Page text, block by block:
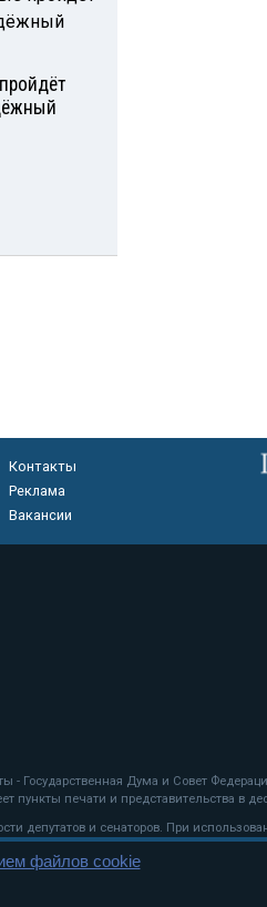
Контакты
Реклама
Вакансии
- Государственная Дума и Совет
пункты печати и представительства в
депутатов и сенаторов. При
файлов cookie